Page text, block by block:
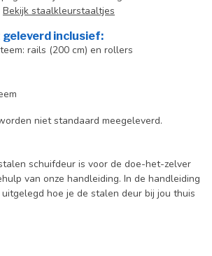
Bekijk staalkleurstaaltjes
geleverd inclusief:
rails (200 cm) en rollers
niet standaard meegeleverd.
schuifdeur is voor de doe-het-zelver
van onze handleiding. In de handleiding
hoe je de stalen deur bij jou thuis